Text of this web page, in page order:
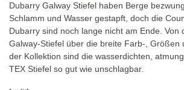
Dubarry Galway Stiefel haben Berge
Schlamm und Wasser gestapft, doch die
Dubarry sind noch lange nicht am Ende. Von
Galway-Stiefel über die breite Farb-, Größen
der Kollektion sind die wasserdichten,
TEX Stiefel so gut wie unschlagbar.